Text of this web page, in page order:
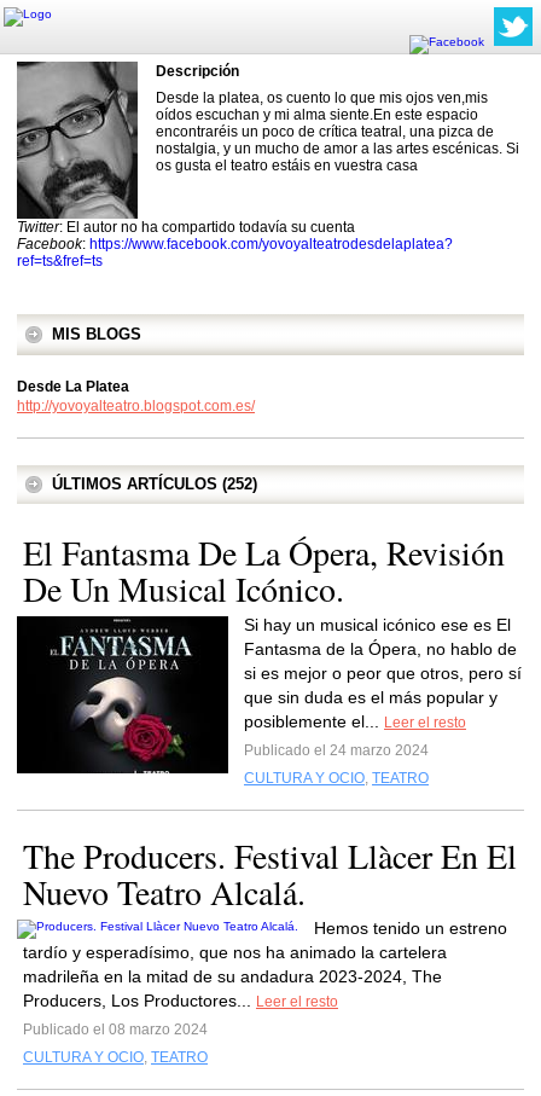
Descripción
Desde la platea, os cuento lo que mis ojos ven,mis
oídos escuchan y mi alma siente.En este espacio
encontraréis un poco de crítica teatral, una pizca de
nostalgia, y un mucho de amor a las artes escénicas. Si
os gusta el teatro estáis en vuestra casa
Twitter: El autor no ha compartido todavía su cuenta
Facebook: https://www.facebook.com/yovoyalteatrodesdelaplatea?
ref=ts&fref=ts
MIS BLOGS
Desde La Platea
http://yovoyalteatro.blogspot.com.es/
ÚLTIMOS ARTÍCULOS (252)
El Fantasma De La Ópera, Revisión
De Un Musical Icónico.
Si hay un musical icónico ese es El
Fantasma de la Ópera, no hablo de
si es mejor o peor que otros, pero sí
que sin duda es el más popular y
posiblemente el...
Leer el resto
Publicado el 24 marzo 2024
CULTURA Y OCIO, TEATRO
The Producers. Festival Llàcer En El
Nuevo Teatro Alcalá.
Hemos tenido un estreno
tardío y esperadísimo, que nos ha animado la cartelera
madrileña en la mitad de su andadura 2023-2024, The
Producers, Los Productores...
Leer el resto
Publicado el 08 marzo 2024
CULTURA Y OCIO, TEATRO